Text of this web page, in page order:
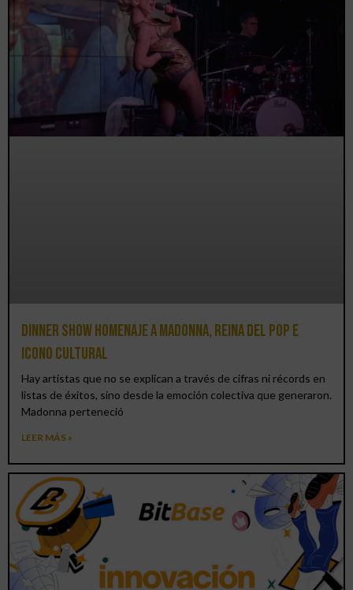
Dinner Show homenaje a Madonna, reina del pop e
icono cultural
Hay artistas que no se explican a través de cifras ni récords en
listas de éxitos, sino desde la emoción colectiva que generaron.
Madonna perteneció
LEER MÁS »